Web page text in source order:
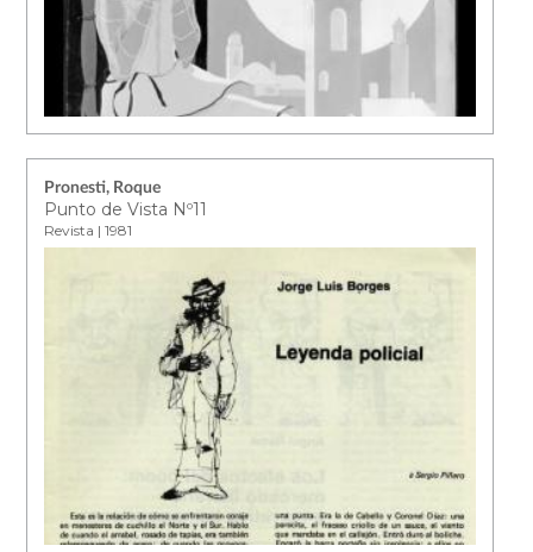
Pronesti, Roque
Punto de Vista Nº11
Revista | 1981